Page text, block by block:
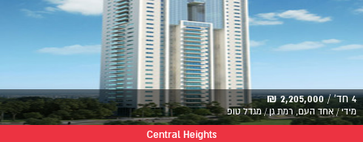
4 חד' / 2,205,000 ₪
מידי / אחד העם, רמת גן / מגדל טופ
Central Heights